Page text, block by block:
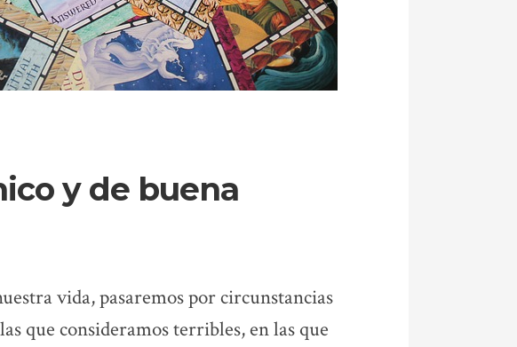
y de buena
vida, pasaremos por circunstancias
que consideramos terribles, en las que